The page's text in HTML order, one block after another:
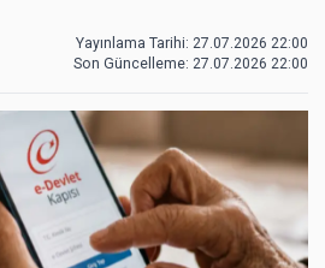
Yayınlama Tarihi: 27.07.2026 22:00
Son Güncelleme: 27.07.2026 22:00